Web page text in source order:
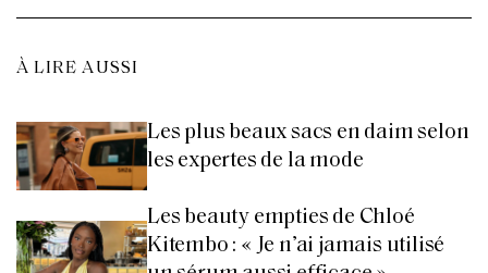
À LIRE AUSSI
Les plus beaux sacs en daim selon
les expertes de la mode
Les beauty empties de Chloé
Kitembo : « Je n’ai jamais utilisé